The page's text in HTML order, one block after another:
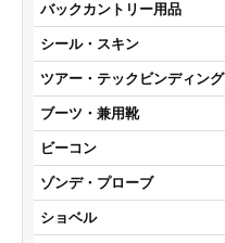
バックカントリー用品
シール・スキン
ツアー・テックビンディング
ブーツ・兼用靴
ビーコン
ゾンデ・プローブ
ショベル